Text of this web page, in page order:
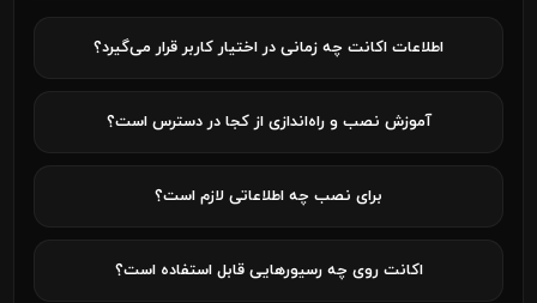
اطلاعات اکانت چه زمانی در اختیار کاربر قرار می‌گیرد؟
آموزش نصب و راه‌اندازی از کجا در دسترس است؟
برای نصب چه اطلاعاتی لازم است؟
اکانت روی چه رسیورهایی قابل استفاده است؟